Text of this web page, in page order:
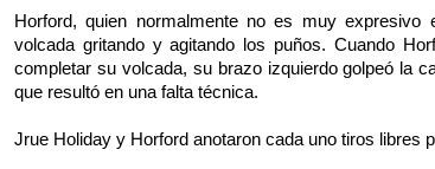
Horford, quien nor­malmente no es muy ex­presivo
volcada gritando y agitando los puños. Cuando
completar su volcada, su brazo izquier­do golpeó la
que resultó en una falta técnica.
Jrue Holiday y Horford anotaron cada uno tiros li­bres